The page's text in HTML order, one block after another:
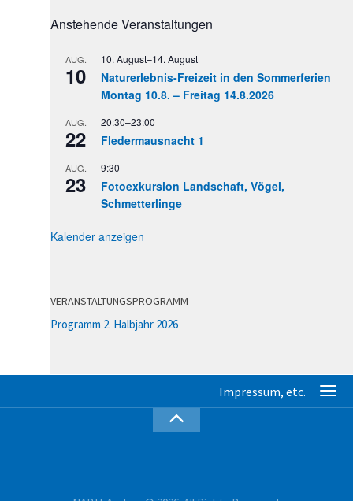
Anstehende Veranstaltungen
AUG.
10
10. August–14. August
Naturerlebnis-Freizeit in den Sommerferien
Montag 10.8. – Freitag 14.8.2026
AUG.
22
20:30–23:00
Fledermausnacht 1
AUG.
23
9:30
Fotoexkursion Landschaft, Vögel,
Schmetterlinge
Kalender anzeigen
VERANSTALTUNGSPROGRAMM
Programm 2. Halbjahr 2026